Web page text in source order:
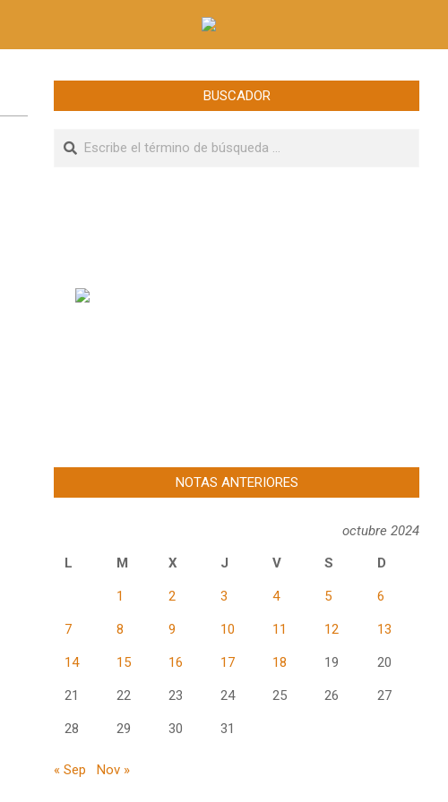
BUSCADOR
Buscar
NOTAS ANTERIORES
octubre 2024
L
M X J V S D
1 2 3 4 5 6
7 8 9 10 11 12 13
14 15 16 17 18 19 20
21 22 23 24 25 26 27
28 29 30 31
« Sep Nov »